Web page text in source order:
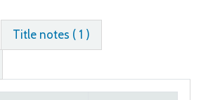
Title notes ( 1 )